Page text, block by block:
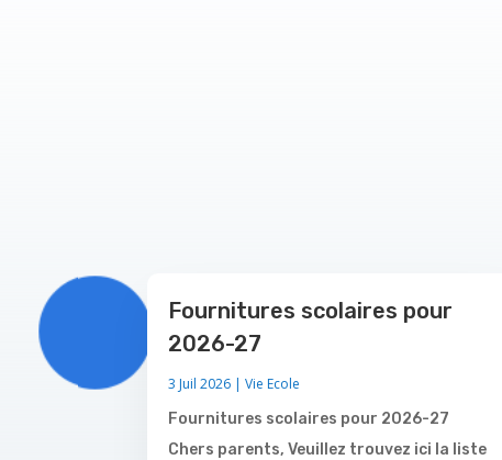
Fournitures scolaires pour
2026-27
3 Juil 2026 |Vie Ecole
Fournitures scolaires pour 2026-27
Chers parents, Veuillez trouvez ici la liste